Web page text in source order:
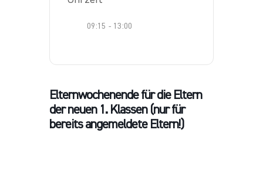
09:15 - 13:00
Elternwochenende für die Eltern
der neuen 1. Klassen (nur für
bereits angemeldete Eltern!)